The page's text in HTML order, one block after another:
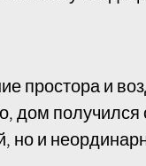
простора и
дом
но и